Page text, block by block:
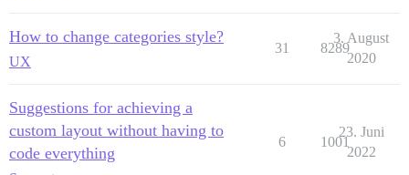
How to change categories style?
UX
31 8289
3. August
2020
Suggestions for achieving a
custom layout without having to
code everything
6 1001
23. Juni
2022